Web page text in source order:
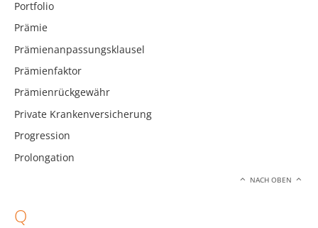
Portfolio
Prämie
Prämienanpassungsklausel
Prämienfaktor
Prämienrückgewähr
Private Krankenversicherung
Progression
Prolongation
NACH OBEN
Q